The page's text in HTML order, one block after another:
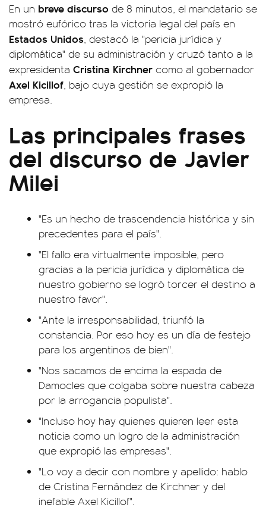
En un breve discurso de 8 minutos, el mandatario se
mostró eufórico tras la victoria legal del país en
Estados Unidos, destacó la "pericia jurídica y
diplomática" de su administración y cruzó tanto a la
expresidenta Cristina Kirchner como al gobernador
Axel Kicillof, bajo cuya gestión se expropió la
empresa.
Las principales frases
del discurso de Javier
Milei
"Es un hecho de trascendencia histórica y sin
precedentes para el país".
"El fallo era virtualmente imposible, pero
gracias a la pericia jurídica y diplomática de
nuestro gobierno se logró torcer el destino a
nuestro favor".
"Ante la irresponsabilidad, triunfó la
constancia. Por eso hoy es un día de festejo
para los argentinos de bien".
"Nos sacamos de encima la espada de
Damocles que colgaba sobre nuestra cabeza
por la arrogancia populista".
"Incluso hoy hay quienes quieren leer esta
noticia como un logro de la administración
que expropió las empresas".
"Lo voy a decir con nombre y apellido: hablo
de Cristina Fernández de Kirchner y del
inefable Axel Kicillof".